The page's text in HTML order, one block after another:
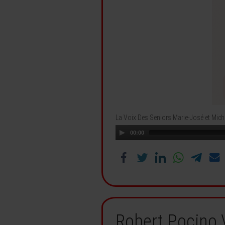
La Voix Des Seniors Marie-José et
00:00